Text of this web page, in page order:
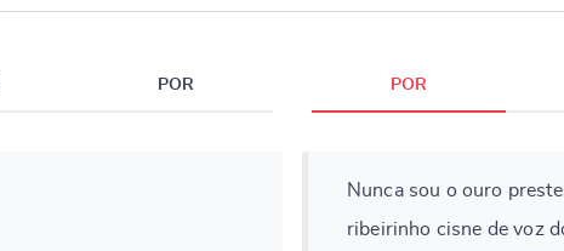
POR POR
Nunca sou o ouro
ribeirinho cisne de voz